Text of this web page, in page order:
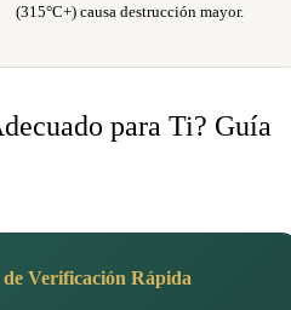
(315°C+) causa destrucción mayor.
para Ti? Guía
Verificación Rápida